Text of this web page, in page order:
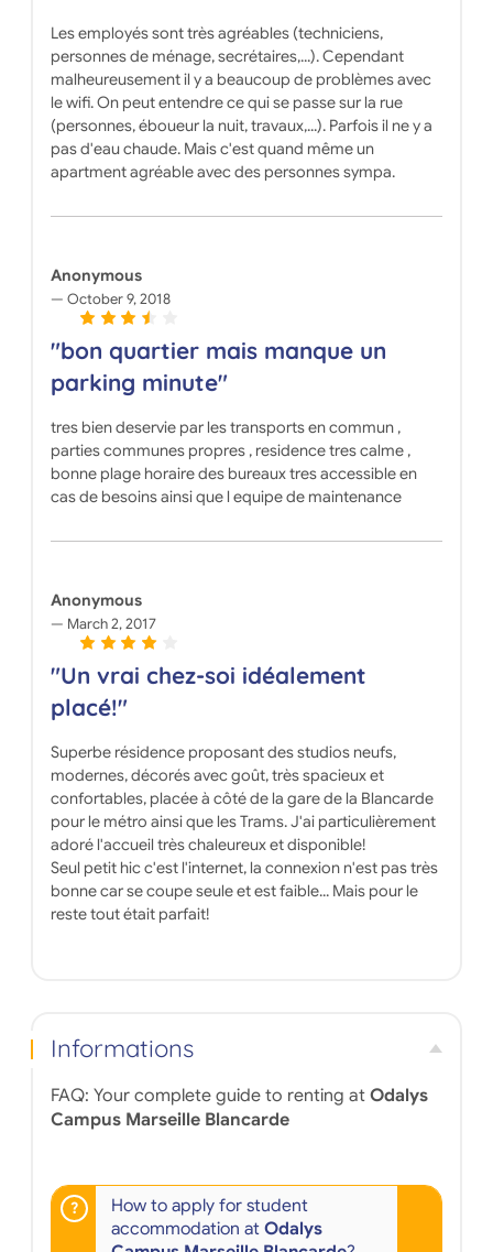
Les employés sont très agréables (techniciens,
personnes de ménage, secrétaires,...). Cependant
malheureusement il y a beaucoup de problèmes avec
le wifi. On peut entendre ce qui se passe sur la rue
(personnes, éboueur la nuit, travaux,...). Parfois il ne y a
pas d'eau chaude. Mais c'est quand même un
apartment agréable avec des personnes sympa.
Anonymous
October 9, 2018
"bon quartier mais manque un
parking minute"
tres bien deservie par les transports en commun ,
parties communes propres , residence tres calme ,
bonne plage horaire des bureaux tres accessible en
cas de besoins ainsi que l equipe de maintenance
Anonymous
March 2, 2017
"Un vrai chez-soi idéalement
placé!"
Superbe résidence proposant des studios neufs,
modernes, décorés avec goût, très spacieux et
confortables, placée à côté de la gare de la Blancarde
pour le métro ainsi que les Trams. J'ai particulièrement
adoré l'accueil très chaleureux et disponible!
Seul petit hic c'est l'internet, la connexion n'est pas très
bonne car se coupe seule et est faible... Mais pour le
reste tout était parfait!
Informations
FAQ: Your complete guide to renting at Odalys
Campus Marseille Blancarde
How to apply for student
accommodation at Odalys